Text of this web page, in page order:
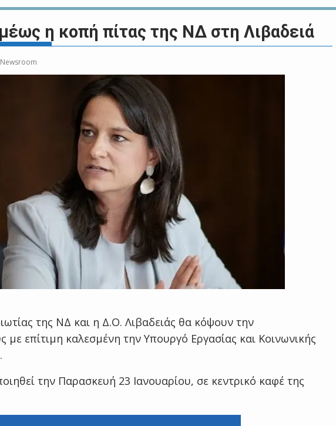
η κοπή πίτας της ΝΔ στη Λιβαδειά
της ΝΔ και η Δ.Ο. Λιβαδειάς θα κόψουν την
με επίτιμη καλεσμένη την Υπουργό Εργασίας και Κοινωνικής
την Παρασκευή 23 Ιανουαρίου, σε κεντρικό καφέ της